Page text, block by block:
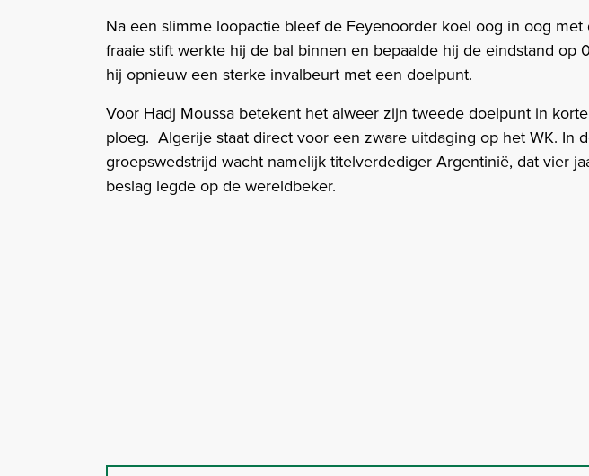
Na een slimme loopactie bleef de Feyenoorder koel oog in oog
fraaie stift werkte hij de bal binnen en bepaalde hij de eindstand op
hij opnieuw een sterke invalbeurt met een doelpunt.
Voor Hadj Moussa betekent het alweer zijn tweede doelpunt in
ploeg. Algerije staat direct voor een zware uitdaging op het WK. In
groepswedstrijd wacht namelijk titelverdediger Argentinië, dat vier
beslag legde op de wereldbeker.